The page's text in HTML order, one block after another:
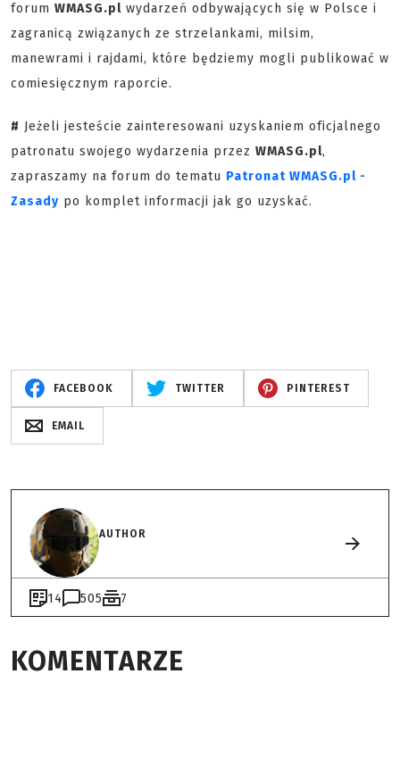
forum WMASG.pl wydarzeń odbywających się w Polsce i
zagranicą związanych ze strzelankami, milsim,
manewrami i rajdami, które będziemy mogli publikować w
comiesięcznym raporcie.
# Jeżeli jesteście zainteresowani uzyskaniem oficjalnego
patronatu swojego wydarzenia przez WMASG.pl,
zapraszamy na forum do tematu Patronat WMASG.pl -
Zasady po komplet informacji jak go uzyskać.
FACEBOOK TWITTER PINTEREST
EMAIL
AUTHOR
14 505 7
KOMENTARZE